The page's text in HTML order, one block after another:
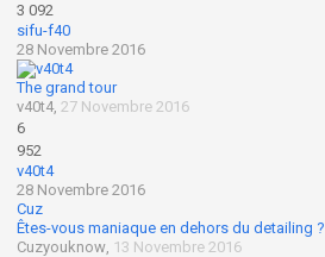
3 092
sifu-f40
28 Novembre 2016
The grand tour
v40t4,27 Novembre 2016
6
952
v40t4
28 Novembre 2016
Cuz
Êtes-vous maniaque en dehors du detailing ?
Cuzyouknow, 13 Novembre 2016